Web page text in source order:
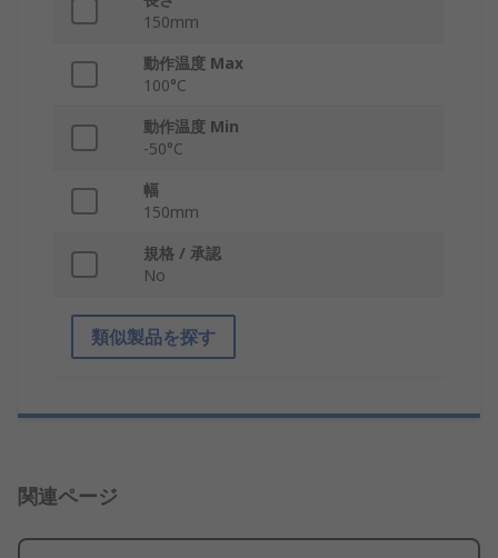
150mm
動作温度 Max
100°C
動作温度 Min
-50°C
幅
150mm
規格 / 承認
No
類似製品を探す
関連ページ